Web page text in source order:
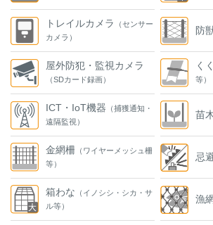
トレイルカメラ
（センサー
カメラ）
屋外防犯・監視カメラ
（SDカード録画）
ICT・IoT機器 （捕獲通知・
遠隔監視）
金網柵 （ワイヤーメッシュ柵
等）
箱わな （イノシシ・シカ・サ
ル等）
防
く
等）
苗
忌
漁